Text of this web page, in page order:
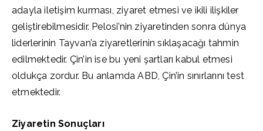
adayla iletişim kurması, ziyaret etmesi ve ikili ilişkiler
geliştirebilmesidir. Pelosi’nin ziyaretinden sonra dünya
liderlerinin Tayvan’a ziyaretlerinin sıklaşacağı tahmin
edilmektedir. Çin’in ise bu yeni şartları kabul etmesi
oldukça zordur. Bu anlamda ABD, Çin’in sınırlarını test
etmektedir.
Ziyaretin Sonuçları